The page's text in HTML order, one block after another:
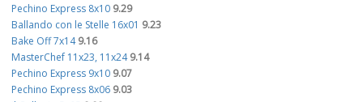
Pechino Express 8x10 9.29
Ballando con le Stelle 16x01 9.23
Bake Off 7x14 9.16
MasterChef 11x23, 11x24 9.14
Pechino Express 9x10 9.07
Pechino Express 8x06 9.03